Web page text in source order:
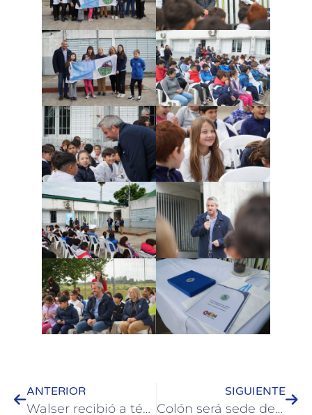
ANTERIOR
Walser recibió a técnica española que lleva adelante proyectos turísticos financiados con fondos de Cooperación al Desarrollo
SIGUIENTE
Colón será sede del Sudamericano de Jet Ski y motos de agua en Playa Norte